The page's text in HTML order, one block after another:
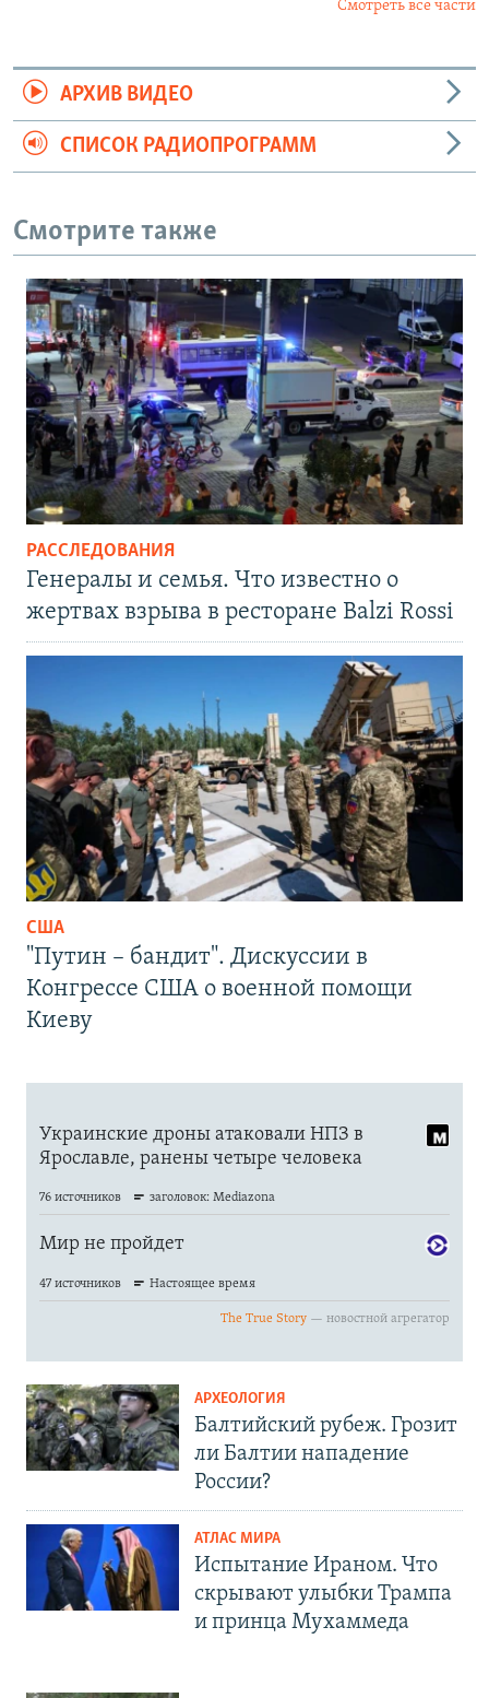
Смотреть все части
АРХИВ ВИДЕО
СПИСОК РАДИОПРОГРАММ
Смотрите также
РАССЛЕДОВАНИЯ
Генералы и семья. Что известно о
жертвах взрыва в ресторане Balzi Rossi
США
"Путин – бандит". Дискуссии в
Конгрессе США о военной помощи
Киеву
АРХЕОЛОГИЯ
Балтийский рубеж. Грозит
ли Балтии нападение
России?
АТЛАС МИРА
Испытание Ираном. Что
скрывают улыбки Трампа
и принца Мухаммеда